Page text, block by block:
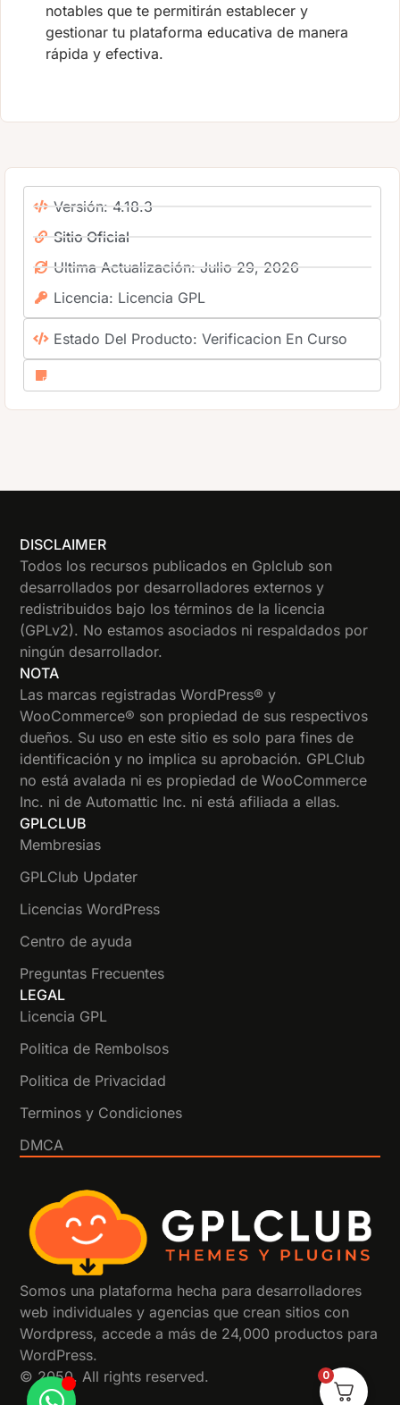
notables que te permitirán establecer y
gestionar tu plataforma educativa de manera
rápida y efectiva.
Versión: 4.18.3
Sitio Oficial
Ultima Actualización: Julio 29, 2026
Licencia: Licencia GPL
Estado Del Producto: Verificacion En Curso
DISCLAIMER
Todos los recursos publicados en Gplclub son
desarrollados por desarrolladores externos y
redistribuidos bajo los términos de la licencia
(GPLv2). No estamos asociados ni respaldados por
ningún desarrollador.
NOTA
Las marcas registradas WordPress® y
WooCommerce® son propiedad de sus respectivos
dueños. Su uso en este sitio es solo para fines de
identificación y no implica su aprobación. GPLClub
no está avalada ni es propiedad de WooCommerce
Inc. ni de Automattic Inc. ni está afiliada a ellas.
GPLCLUB
Membresias
GPLClub Updater
Licencias WordPress
Centro de ayuda
Preguntas Frecuentes
LEGAL
Licencia GPL
Politica de Rembolsos
Politica de Privacidad
Terminos y Condiciones
DMCA
Somos una plataforma hecha para desarrolladores
web individuales y agencias que crean sitios con
Wordpress, accede a más de 24,000 productos para
WordPress.
© 2050. All rights reserved.
0